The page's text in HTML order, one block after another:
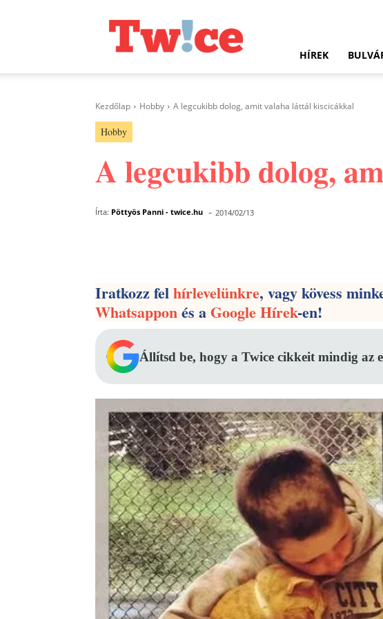
HÍREK
Kezdőlap Hobby A legcukibb dolog, amit valaha láttál kiscicákkal
Hobby
A legcukibb dolog,
Írta: Pöttyös Panni - twice.hu - 2014/02/13
Iratkozz felhírlevelünkre, vagy kövess
Whatsapponés aGoogle Hírek-en!
Állítsd be, hogy a Twice cikkeit mindig az